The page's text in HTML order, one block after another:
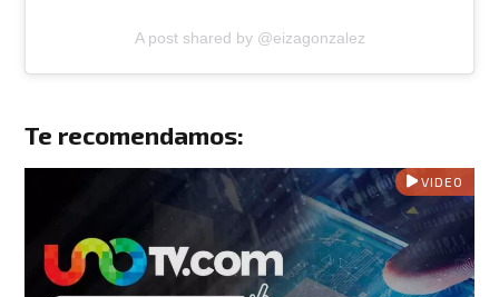
A post shared by @eizagonzalez
Te recomendamos:
VIDEO